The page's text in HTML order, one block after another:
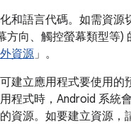
和語言代碼。如需資源
方向、觸控螢幕類型等)
資源」。
建立應用程式要使用的
程式時，Android 系統
資源。如要建立資源，